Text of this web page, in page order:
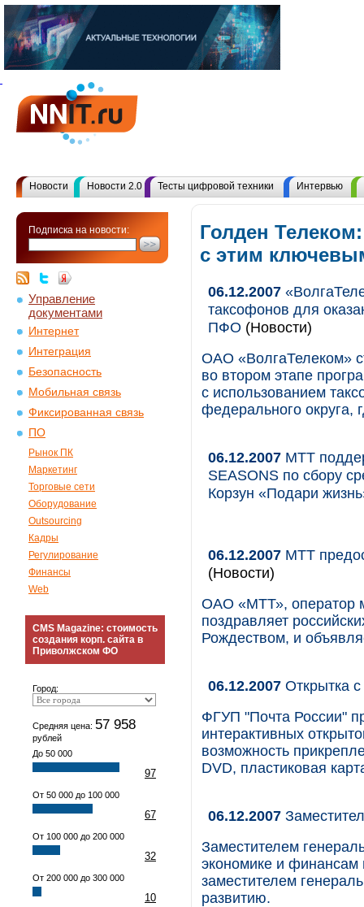
Новости Новости 2.0 Тесты цифровой техники Интервью
Подписка на новости:
Управление
документами
Интернет
Интеграция
Безопасность
Мобильная связь
Фиксированная связь
ПО
Рынок ПК
Маркетинг
Торговые сети
Оборудование
Outsourcing
Кадры
Регулирование
Финансы
Web
CMS Magazine: стоимость
создания корп. сайта в
Приволжском ФО
Город:
Средняя цена: 57 958
рублей
До 50 000
97
От 50 000 до 100 000
67
От 100 000 до 200 000
32
От 200 000 до 300 000
10
Голден
с этим
06.12.2007
таксофонов для
ПФО (Новости)
ОАО «ВолгаТелеком»
во втором этапе
с использованием
федерального округа,
06.12.2007 МТТ
SEASONS по сбору
Корзун «Подари
06.12.2007 МТТ
(Новости)
ОАО «МТТ», оператор
поздравляет
Рождеством, и
06.12.2007 Открытка
ФГУП "Почта России"
интерактивных
возможность
DVD, пластиковая
06.12.2007
Заместителем
экономике и финансам
заместителем
развитию.